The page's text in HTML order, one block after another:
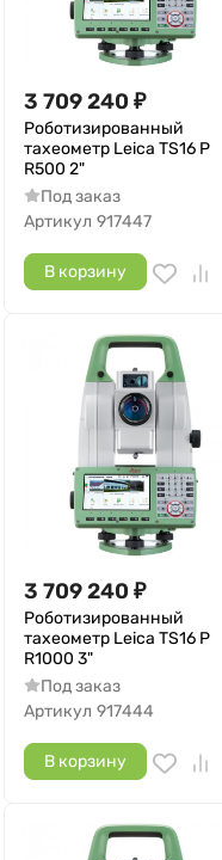
3 709 240 ₽
Роботизированный
тахеометр Leica TS16 P
R500 2"
Под заказ
Артикул 917447
В корзину
3 709 240 ₽
Роботизированный
тахеометр Leica TS16 P
R1000 3"
Под заказ
Артикул 917444
В корзину